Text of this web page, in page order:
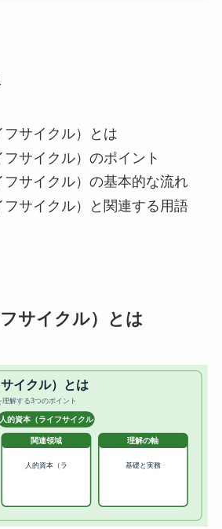
フサイクル）とは
フサイクル）のポイント
フサイクル）の基本的な流れ
フサイクル）と関連する用語
サイクル）とは